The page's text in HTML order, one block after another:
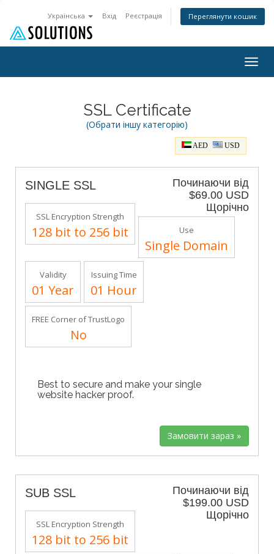
Українська Вхід Реєстрація Переглянути кошик
SSL Certificate
(Обрати іншу категорію)
AED USD
Починаючи від
$69.00 USD
Щорічно
SINGLE SSL
SSL Encryption Strength
128 bit to 256 bit Use
Single Domain
Validity
01 Year
Issuing Time
01 Hour
FREE Corner of TrustLogo
No
Best to secure and make your single
website hacker proof.
Починаючи від
$199.00 USD
Щорічно
SUB SSL
SSL Encryption Strength
128 bit to 256 bit